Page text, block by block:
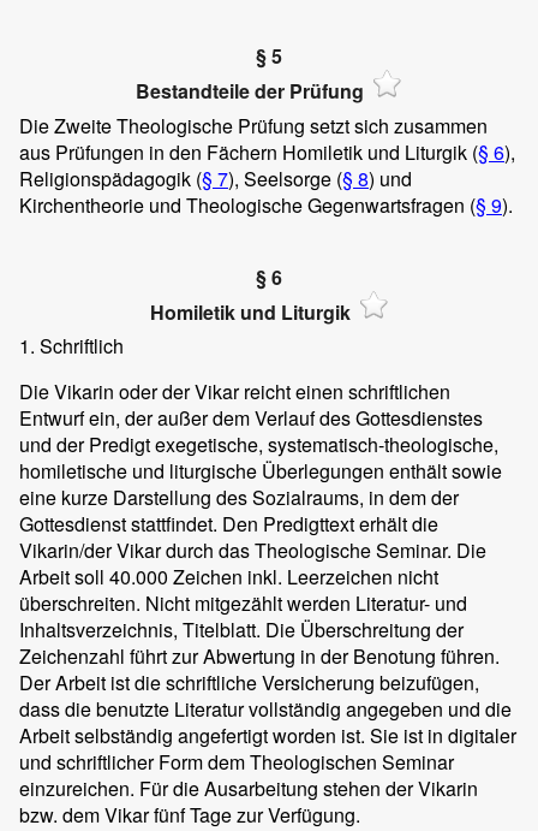
§ 5
Bestandteile der Prüfung
Die Zweite Theologische Prüfung setzt sich zusammen
aus Prüfungen in den Fächern Homiletik und Liturgik (§ 6),
Religionspädagogik (§ 7), Seelsorge (§ 8) und
Kirchentheorie und Theologische Gegenwartsfragen (§ 9).
§ 6
Homiletik und Liturgik
1. Schriftlich
Die Vikarin oder der Vikar reicht einen schriftlichen
Entwurf ein, der außer dem Verlauf des Gottesdienstes
und der Predigt exegetische, systematisch-theologische,
homiletische und liturgische Überlegungen enthält sowie
eine kurze Darstellung des Sozialraums, in dem der
Gottesdienst stattfindet. Den Predigttext erhält die
Vikarin/der Vikar durch das Theologische Seminar. Die
Arbeit soll 40.000 Zeichen inkl. Leerzeichen nicht
überschreiten. Nicht mitgezählt werden Literatur- und
Inhaltsverzeichnis, Titelblatt. Die Überschreitung der
Zeichenzahl führt zur Abwertung in der Benotung führen.
Der Arbeit ist die schriftliche Versicherung beizufügen,
dass die benutzte Literatur vollständig angegeben und die
Arbeit selbständig angefertigt worden ist. Sie ist in digitaler
und schriftlicher Form dem Theologischen Seminar
einzureichen. Für die Ausarbeitung stehen der Vikarin
bzw. dem Vikar fünf Tage zur Verfügung.